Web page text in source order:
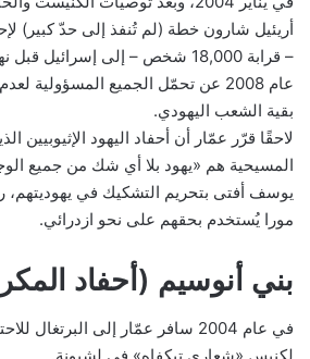
أريئيل شارون خطة (لم تُنفذ إلى حدّ كبير)
عام 2008 عن تحمّل الجميع المسؤولية
بقية الشعب اليهودي.
لاحقًا قرّر عمّار أن أحفاد اليهود الإثيوبيين
المسيحية هم «يهود بلا أي شك من جميع
يوسف أفتى بتحريم التشكيك في
مورا يُستخدم بحقهم على نحو ازدرائي.
بني أنوسيم (أحفاد
في عام 2004 سافر عمّار إلى البرتغال